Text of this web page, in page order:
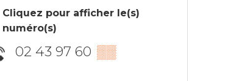
Cliquez pour afficher le(s)
numéro(s)
02 43 97 60 ▒▒